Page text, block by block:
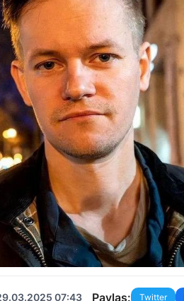
07:43 Paylaş: Twitter